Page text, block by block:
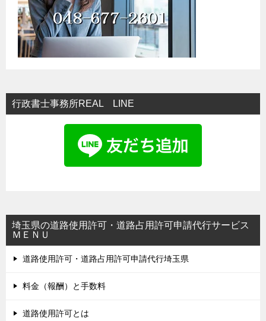
行政書士事務所REAL LINE
埼玉県の道路使用許可・道路占用許可申請代行サービス
ＭＥＮＵ
道路使用許可・道路占用許可申請代行埼玉県
料金（報酬）と手数料
道路使用許可とは